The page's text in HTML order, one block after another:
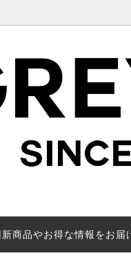
み表示(LADY'S)
ーから探す(MEN'S)
商品やお得な情報をお届